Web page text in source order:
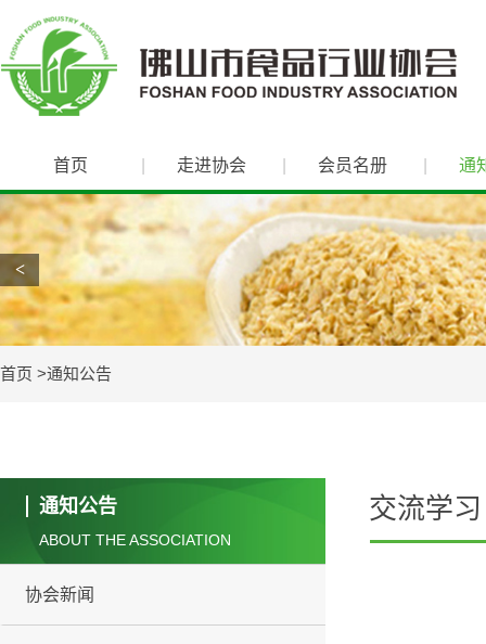
首页 走进协会 会员名册 通
<
首页 通知公告
通知公告
ABOUT THE ASSOCIATION
协会新闻
交流学习